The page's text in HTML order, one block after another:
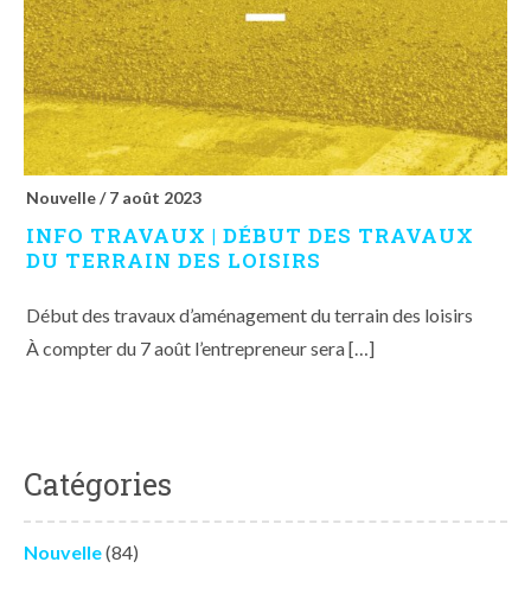
Nouvelle /7 août 2023
INFO TRAVAUX | DÉBUT DES TRAVAUX
DU TERRAIN DES LOISIRS
Début des travaux d’aménagement du terrain des loisirs
À compter du 7 août l’entrepreneur sera […]
Catégories
Nouvelle(84)